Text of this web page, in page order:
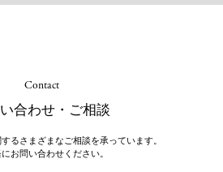
Contact
合わせ・ご相談
るさまざまなご相談を承っています。
お問い合わせください。